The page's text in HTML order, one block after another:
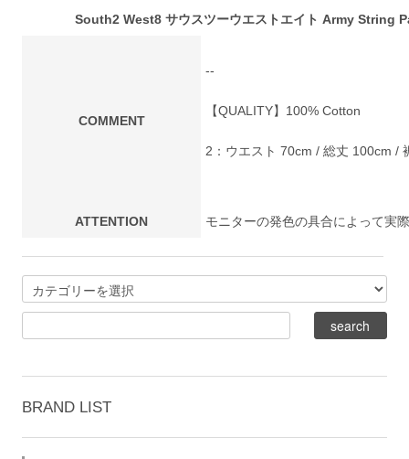
South2 West8 サウスツーウエストエイト Army String
COMMENT
--
【QUALITY】100% Cotton
2：ウエスト 70cm / 総丈 100cm /
ATTENTION モニターの発色の具合によって実
BRAND LIST